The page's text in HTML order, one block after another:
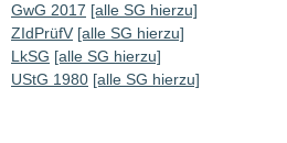
GwG 2017 [alle SG hierzu]
ZIdPrüfV [alle SG hierzu]
LkSG [alle SG hierzu]
UStG 1980 [alle SG hierzu]